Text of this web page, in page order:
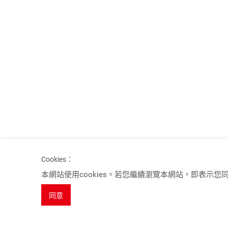
Spotlights
8K 系列產品
USB 3.2 Gen 2 KVM 電腦切換器 (10Gbps)
Cookies：
本網站使用cookies。若您繼續瀏覽本網站，即表示您
同意